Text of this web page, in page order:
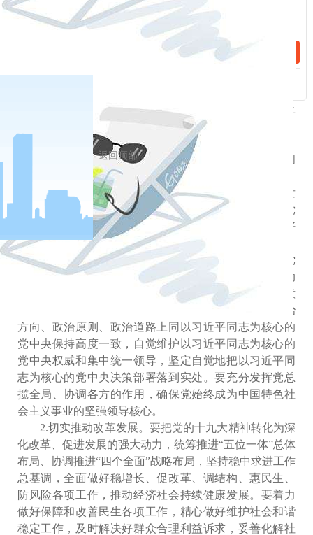
的良好形象。
4.认真组织研究阐释。要围绕党的十九大精神，确定
一批重大研究选题，组织广大专家学者深入研究，增强
学习宣传的理论深度、实践力度、情感温度，增进人们
的政治认同、思想认同、情感认同。组织召开系列理论
精神的宣传阐释要深入解读内涵、精准把握外延，防止
片面性、简单化。对错误观点和歪曲解读，要积极引
导、及时辨析，解疑释惑、明辨是非。
四、弘扬理论联系实际的学风，切实提高解决问
题、推动发展的能力
学习宣传贯彻党的十九大精神，要立足我国改革发
展、党的建设的实际，大力弘扬马克思主义学风，把党
的十九大精神落实到经济社会发展各方面，体现到做好
今年各项工作和安排好明年工作之中。
1.全面加强党的领导。党政军民学，东西南北中，党
是领导一切的。学习宣传贯彻党的十九大精神，要推动
全党牢固树立政治意识、大局意识、核心意识、看齐意
识，严格遵守政治纪律和政治规矩，在政治立场、政治
方向、政治原则、政治道路上同以习近平同志为核心的
党中央保持高度一致，自觉维护以习近平同志为核心的
党中央权威和集中统一领导，坚定自觉地把以习近平同
志为核心的党中央决策部署落到实处。要充分发挥党总
揽全局、协调各方的作用，确保党始终成为中国特色社
会主义事业的坚强领导核心。
2.切实推动改革发展。要把党的十九大精神转化为深
化改革、促进发展的强大动力，统筹推进“五位一体”总体
布局、协调推进“四个全面”战略布局，坚持稳中求进工作
总基调，全面做好稳增长、促改革、调结构、惠民生、
防风险各项工作，推动经济社会持续健康发展。要着力
做好保障和改善民生各项工作，精心做好维护社会和谐
稳定工作，及时解决好群众合理利益诉求，妥善化解社
返回顶部